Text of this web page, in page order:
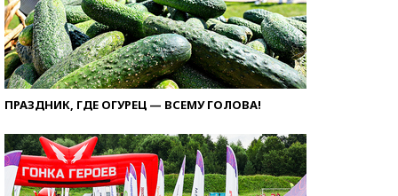
ПРАЗДНИК, ГДЕ ОГУРЕЦ — ВСЕМУ ГОЛОВА!